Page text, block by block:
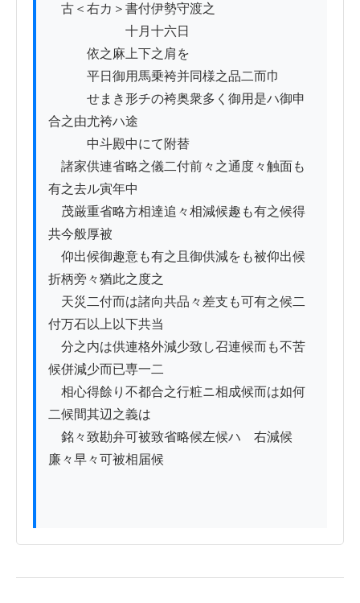
古＜右カ＞書付伊勢守渡之
十月十六日
依之麻上下之肩を
平日御用馬乗袴并同様之品二而巾
せまき形チの袴奥衆多く御用是ハ御申
合之由尤袴ハ途
中斗殿中にて附替
諸家供連省略之儀二付前々之通度々触面も
有之去ル寅年中
茂厳重省略方相達追々相減候趣も有之候得
共今般厚被
仰出候御趣意も有之且御供減をも被仰出候
折柄旁々猶此之度之
天災二付而は諸向共品々差支も可有之候二
付万石以上以下共当
分之内は供連格外減少致し召連候而も不苦
候併減少而已専一二
相心得餘り不都合之行粧ニ相成候而は如何
二候間其辺之義は
銘々致勘弁可被致省略候左候ハゝ右減候
廉々早々可被相届候